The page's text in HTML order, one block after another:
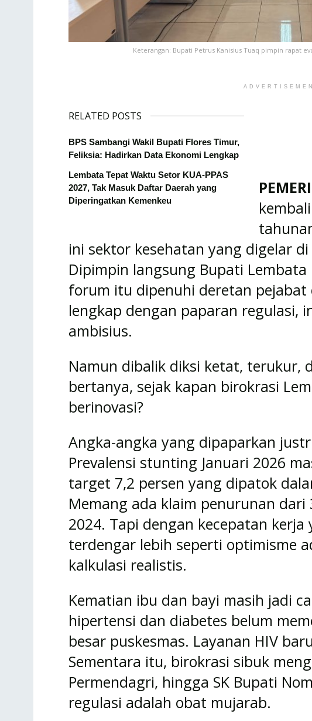
Keterangan: Bupati Petrus Kanisius Tuaq pimpin rapat
RELATED POSTS
BPS Sambangi Wakil Bupati Flores Timur,
Feliksia: Hadirkan Data Ekonomi Lengkap
Lembata Tepat Waktu Setor KUA-PPAS
2027, Tak Masuk Daftar Daerah yang
Diperingatkan Kemenkeu
ini sektor kesehatan yang digelar
Dipimpin langsung Bupati Lembata
forum itu dipenuhi deretan pejabat
lengkap dengan paparan regulasi,
ambisius.
Namun dibalik diksi ketat, terukur,
bertanya, sejak kapan birokrasi
berinovasi?
Angka-angka yang dipaparkan
Prevalensi stunting Januari 2026
target 7,2 persen yang dipatok
Memang ada klaim penurunan dari
2024. Tapi dengan kecepatan
terdengar lebih seperti optimisme
kalkulasi realistis.
Kematian ibu dan bayi masih jadi
hipertensi dan diabetes belum
besar puskesmas. Layanan HIV
Sementara itu, birokrasi sibuk
Permendagri, hingga SK Bupati
regulasi adalah obat mujarab.